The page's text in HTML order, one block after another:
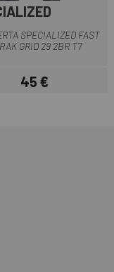
SPECIALIZED FAST
GRID 29 2BR T7
Precio
45 €